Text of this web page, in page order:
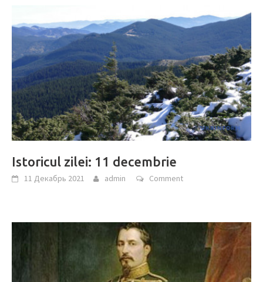
Istoricul zilei: 11 decembrie
11 Декабрь 2021 admin Comment